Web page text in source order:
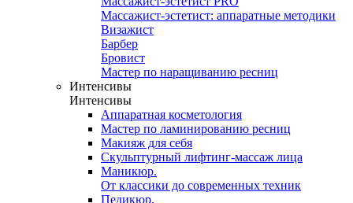
Массажист-эстетист: аппаратные методики
Визажист
Барбер
Бровист
Мастер по наращиванию ресниц
Интенсивы
Интенсивы
Аппаратная косметология
Мастер по ламинированию ресниц
Макияж для себя
Скульптурный лифтинг-массаж лица
Маникюр.
От классики до современных техник
Педикюр.